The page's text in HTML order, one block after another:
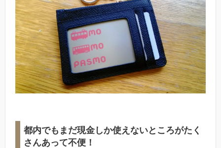
都内でもまだ現金しか使えないところがたく
さんあって不便！